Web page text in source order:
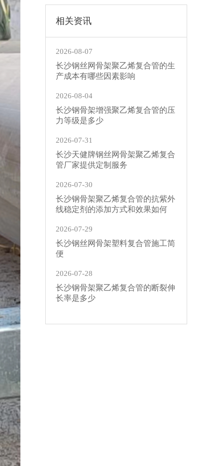
相关资讯
2026-08-07
长沙钢丝网骨架聚乙烯复合管的生
产成本有哪些因素影响
2026-08-04
长沙钢骨架增强聚乙烯复合管的压
力等级是多少
2026-07-31
长沙天健牌钢丝网骨架聚乙烯复合
管厂家提供定制服务
2026-07-30
长沙钢骨架聚乙烯复合管的抗紫外
线稳定剂的添加方式和效果如何
2026-07-29
长沙钢丝网骨架塑料复合管施工简
便
2026-07-28
长沙钢骨架聚乙烯复合管的断裂伸
长率是多少